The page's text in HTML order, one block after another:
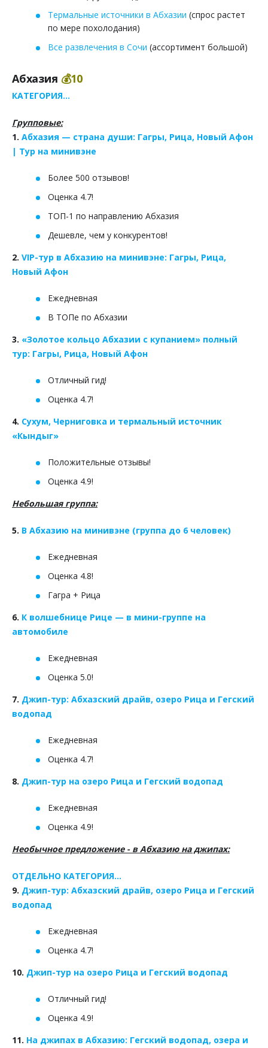
Термальные источники в Абхазии (спрос растет
по мере похолодания)
Все развлечения в Сочи (ассортимент большой)
Абхазия 💰10
КАТЕГОРИЯ...
Групповые:
1. Абхазия — страна души: Гагры, Рица, Новый Афон
| Тур на минивэне
Более 500 отзывов!
Оценка 4.7!
ТОП-1 по направлению Абхазия
Дешевле, чем у конкурентов!
2. VIP-тур в Абхазию на минивэне: Гагры, Рица,
Новый Афон
Ежедневная
В ТОПе по Абхазии
3. «Золотое кольцо Абхазии с купанием» полный
тур: Гагры, Рица, Новый Афон
Отличный гид!
Оценка 4.7!
4. Сухум, Черниговка и термальный источник
«Кындыг»
Положительные отзывы!
Оценка 4.9!
Небольшая группа:
5. В Абхазию на минивэне (группа до 6 человек)
Ежедневная
Оценка 4.8!
Гагра + Рица
6. К волшебнице Рице — в мини-группе на
автомобиле
Ежедневная
Оценка 5.0!
7. Джип-тур: Абхазский драйв, озеро Рица и Гегский
водопад
Ежедневная
Оценка 4.7!
8. Джип-тур на озеро Рица и Гегский водопад
Ежедневная
Оценка 4.9!
Необычное предложение - в Абхазию на джипах:
ОТДЕЛЬНО КАТЕГОРИЯ...
9. Джип-тур: Абхазский драйв, озеро Рица и Гегский
водопад
Ежедневная
Оценка 4.7!
10. Джип-тур на озеро Рица и Гегский водопад
Отличный гид!
Оценка 4.9!
11. На джипах в Абхазию: Гегский водопад, озера и